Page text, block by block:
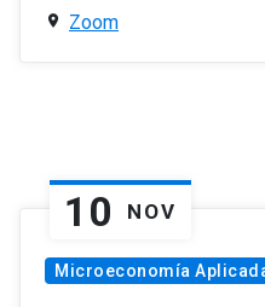
Zoom
10 NOV
Microeconomía